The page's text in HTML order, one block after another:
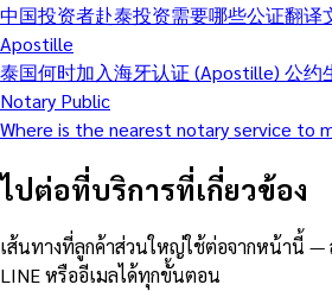
中国投资者赴泰投资需要哪些公证翻译
Apostille
泰国何时加入海牙认证 (Apostille) 公约
Notary Public
Where is the nearest notary service to
ไปต่อที่บริการที่เกี่ยวข้อง
เส้นทางที่ลูกค้าส่วนใหญ่ใช้ต่อจากหน้านี้ —
LINE หรืออีเมลได้ทุกขั้นตอน